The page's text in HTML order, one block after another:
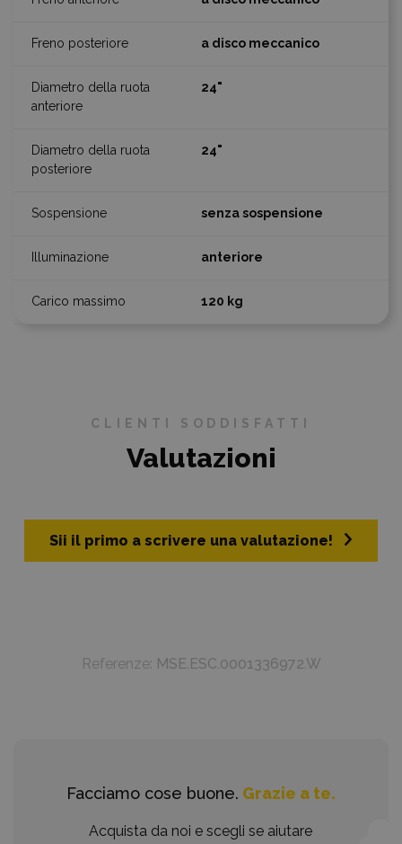
a disco meccanico
24"
24"
senza sospensione
anteriore
120 kg
CLIENTI SODDISFATTI
Valutazioni
Sii il primo a scrivere una valutazione!
Referenze: MSE.ESC.0001336972.W
Facciamo cose buone. Grazie a te.
Acquista da noi e scegli se aiutare